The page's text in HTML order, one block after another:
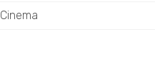
Cinema